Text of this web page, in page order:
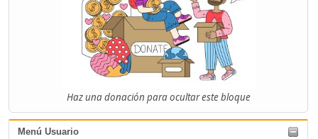
Haz una donación para ocultar este bloque
Menú Usuario